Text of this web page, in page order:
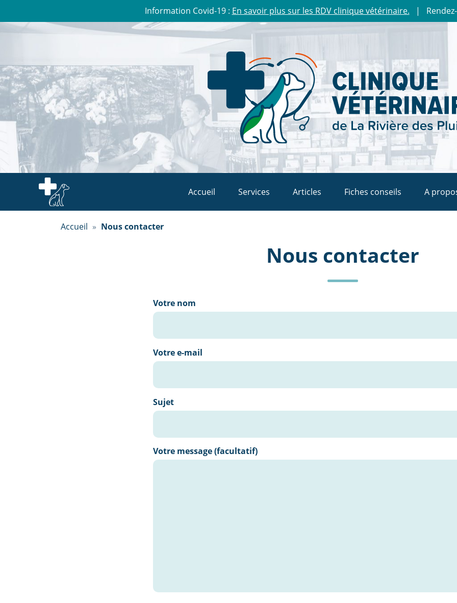
Information Covid-19 : En savoir plus sur les RDV clinique vétérinaire. |
Accueil Services Articles Fiches conseils A
Accueil » Nous contacter
Nous contacter
Votre nom
Votre e-mail
Sujet
Votre message (facultatif)